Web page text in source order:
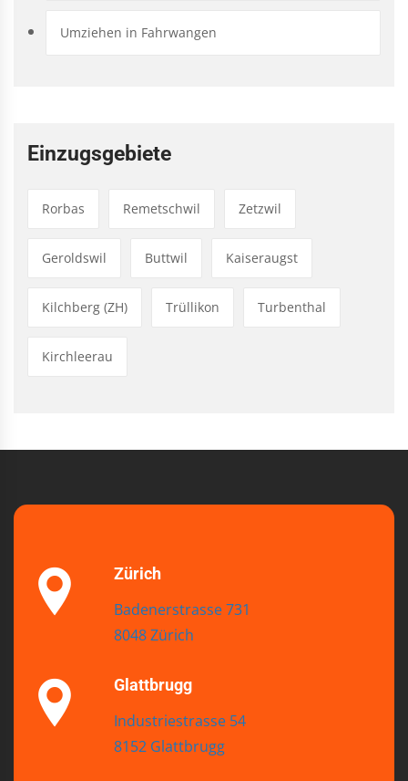
Umziehen in Fahrwangen
Einzugsgebiete
Rorbas Remetschwil Zetzwil
Geroldswil Buttwil Kaiseraugst
Kilchberg (ZH) Trüllikon Turbenthal
Kirchleerau
Zürich
Badenerstrasse 731
8048 Zürich
Glattbrugg
Industriestrasse 54
8152 Glattbrugg